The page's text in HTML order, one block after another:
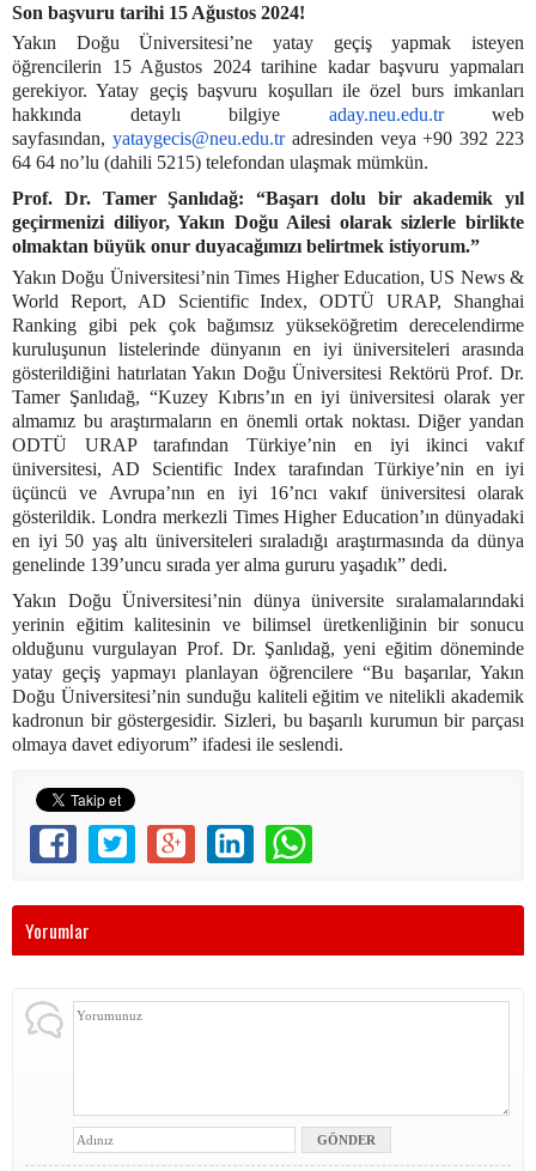
Son başvuru tarihi 15 Ağustos 2024!
Yakın Doğu Üniversitesi’ne yatay geçiş yapmak isteyen
öğrencilerin 15 Ağustos 2024 tarihine kadar başvuru yapmaları
gerekiyor. Yatay geçiş başvuru koşulları ile özel burs imkanları
hakkında detaylı bilgiye aday.neu.edu.trweb
sayfasından, yataygecis@neu.edu.tradresinden veya +90 392 223
64 64 no’lu (dahili 5215) telefondan ulaşmak mümkün.
Prof. Dr. Tamer Şanlıdağ: “Başarı dolu bir akademik yıl
geçirmenizi diliyor, Yakın Doğu Ailesi olarak sizlerle birlikte
olmaktan büyük onur duyacağımızı belirtmek istiyorum.”
Yakın Doğu Üniversitesi’nin Times Higher Education, US News &
World Report, AD Scientific Index, ODTÜ URAP, Shanghai
Ranking gibi pek çok bağımsız yükseköğretim derecelendirme
kuruluşunun listelerinde dünyanın en iyi üniversiteleri arasında
gösterildiğini hatırlatan Yakın Doğu Üniversitesi Rektörü Prof. Dr.
Tamer Şanlıdağ, “Kuzey Kıbrıs’ın en iyi üniversitesi olarak yer
almamız bu araştırmaların en önemli ortak noktası. Diğer yandan
ODTÜ URAP tarafından Türkiye’nin en iyi ikinci vakıf
üniversitesi, AD Scientific Index tarafından Türkiye’nin en iyi
üçüncü ve Avrupa’nın en iyi 16’ncı vakıf üniversitesi olarak
gösterildik. Londra merkezli Times Higher Education’ın dünyadaki
en iyi 50 yaş altı üniversiteleri sıraladığı araştırmasında da dünya
genelinde 139’uncu sırada yer alma gururu yaşadık” dedi.
Yakın Doğu Üniversitesi’nin dünya üniversite sıralamalarındaki
yerinin eğitim kalitesinin ve bilimsel üretkenliğinin bir sonucu
olduğunu vurgulayan Prof. Dr. Şanlıdağ, yeni eğitim döneminde
yatay geçiş yapmayı planlayan öğrencilere “Bu başarılar, Yakın
Doğu Üniversitesi’nin sunduğu kaliteli eğitim ve nitelikli akademik
kadronun bir göstergesidir. Sizleri, bu başarılı kurumun bir parçası
olmaya davet ediyorum” ifadesi ile seslendi.
Yorumlar